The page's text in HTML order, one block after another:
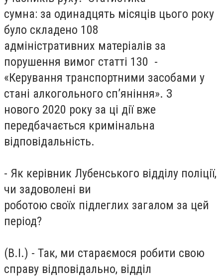
сумна: за одинадцять місяців цього року
було складено 108
адміністративних матеріалів за
порушення вимог статті 130 -
«Керування транспортними засобами у
стані алкогольного сп’яніння». З
нового 2020 року за ці дії вже
передбачається кримінальна
відповідальність.
- Як керівник Лубенського відділу поліції,
чи задоволені ви
роботою своїх підлеглих загалом за цей
період?
(В.І.) - Так, ми стараємося робити свою
справу відповідально, відділ